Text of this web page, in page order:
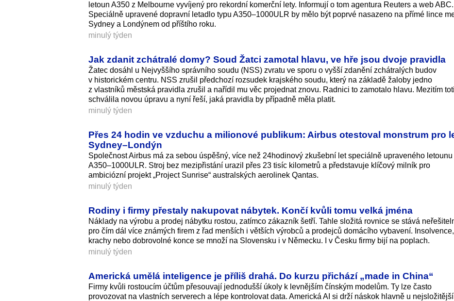
letoun A350 z Melbourne vyvíjený pro rekordní komerční lety. Informují o tom agentura Reuters a web ABC.
Speciálně upravené dopravní letadlo typu A350–1000ULR by mělo být poprvé nasazeno na přímé lince
Sydney a Londýnem od příštího roku.
minulý týden
Jak zdanit zchátralé domy? Soud Žatci zamotal hlavu, ve hře jsou dvoje pravidla
Žatec dosáhl u Nejvyššího správního soudu (NSS) zvratu ve sporu o vyšší zdanění zchátralých budov
v historickém centru. NSS zrušil předchozí rozsudek krajského soudu, který na základě žaloby jedno
z vlastníků městská pravidla zrušil a nařídil mu věc projednat znovu. Radnici to zamotalo hlavu. Mezitím
schválila novou úpravu a nyní řeší, jaká pravidla by případně měla platit.
minulý týden
Přes 24 hodin ve vzduchu a milionové publikum: Airbus otestoval monstrum pro
Sydney–Londýn
Společnost Airbus má za sebou úspěšný, více než 24hodinový zkušební let speciálně upraveného letounu
A350–1000ULR. Stroj bez mezipřistání urazil přes 23 tisíc kilometrů a představuje klíčový milník pro
ambiciózní projekt „Project Sunrise“ australských aerolinek Qantas.
minulý týden
Rodiny i firmy přestaly nakupovat nábytek. Končí kvůli tomu velká jména
Náklady na výrobu a prodej nábytku rostou, zatímco zákazník šetří. Tahle složitá rovnice se stává
pro čím dál více známých firem z řad menších i větších výrobců a prodejců domácího vybavení. Insolvence,
krachy nebo dobrovolné konce se množí na Slovensku i v Německu. I v Česku firmy bijí na poplach.
minulý týden
Americká umělá inteligence je příliš drahá. Do kurzu přichází „made in China“
Firmy kvůli rostoucím účtům přesouvají jednodušší úkoly k levnějším čínským modelům. Ty lze často
provozovat na vlastních serverech a lépe kontrolovat data. Americká AI si drží náskok hlavně u nejsložitější